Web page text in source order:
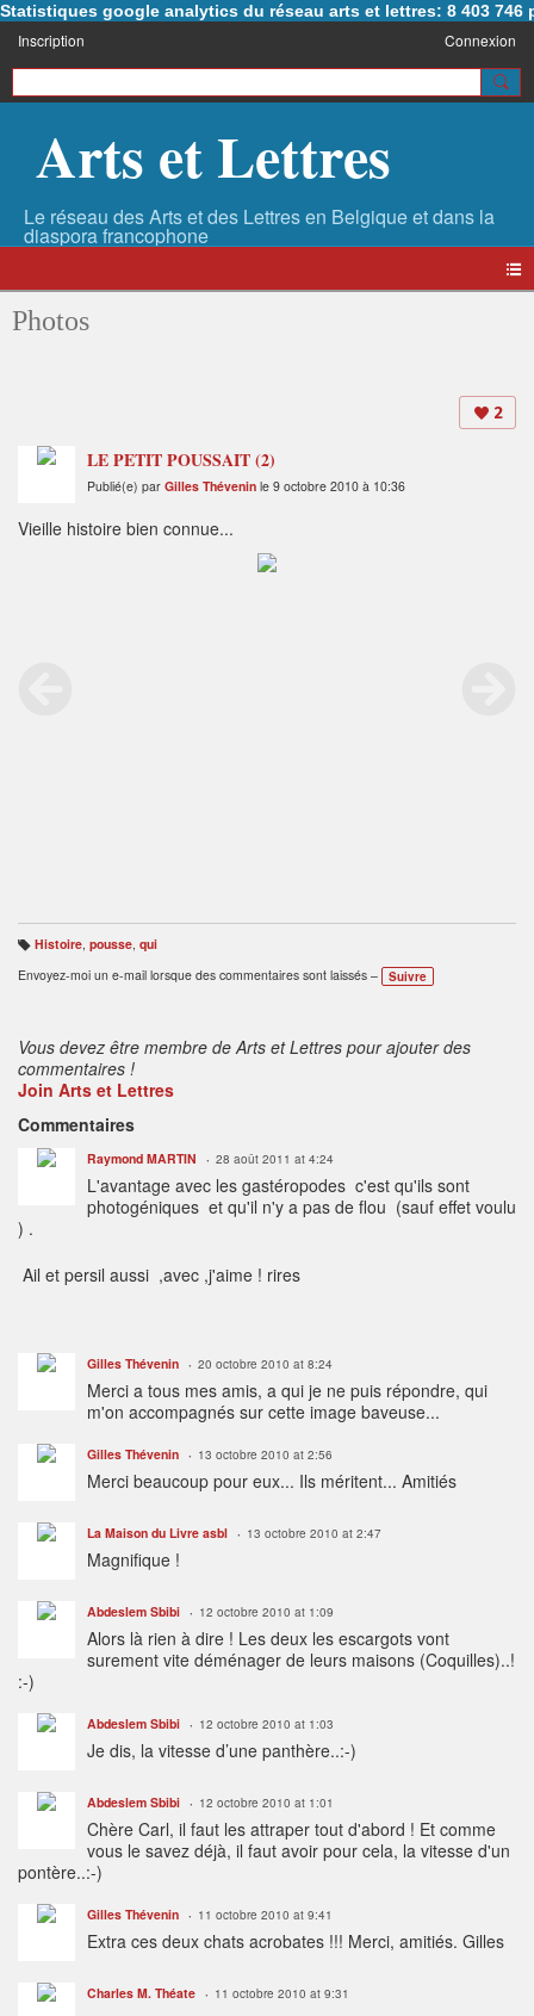
Statistiques google analytics du réseau arts et lettres: 8 403 746
Inscription Connexion
Arts et Lettres
Photos
2
LE PETIT POUSSAIT (2)
Publié(e) par Gilles Thévenin le 9 octobre 2010 à 10:36
Vieille histoire bien connue...
B
ali
s
Histoire, pousse, qui
Envoyez-moi un e-mail lorsque des commentaires sont laissés –
Suivre
Vous devez être membre de Arts et Lettres pour ajouter des
commentaires !
Join Arts et Lettres
Commentaires
Raymond MARTIN 28 août 2011 at 4:24
L'avantage avec les gastéropodes c'est qu'ils sont
photogéniques et qu'il n'y a pas de flou (sauf effet voulu
) .
Ail et persil aussi ,avec ,j'aime ! rires
Gilles Thévenin 20 octobre 2010 at 8:24
Merci a tous mes amis, a qui je ne puis répondre, qui
m'on accompagnés sur cette image baveuse...
Gilles Thévenin 13 octobre 2010 at 2:56
Merci beaucoup pour eux... Ils méritent... Amitiés
La Maison du Livre asbl 13 octobre 2010 at 2:47
Magnifique !
Abdeslem Sbibi 12 octobre 2010 at 1:09
Alors là rien à dire ! Les deux les escargots vont
surement vite déménager de leurs maisons (Coquilles)..!
:-)
Abdeslem Sbibi 12 octobre 2010 at 1:03
Je dis, la vitesse d’une panthère..:-)
Abdeslem Sbibi 12 octobre 2010 at 1:01
Chère Carl, il faut les attraper tout d'abord ! Et comme
vous le savez déjà, il faut avoir pour cela, la vitesse d'un
pontère..:-)
Gilles Thévenin 11 octobre 2010 at 9:41
Extra ces deux chats acrobates !!! Merci, amitiés. Gilles
Charles M. Théate 11 octobre 2010 at 9:31